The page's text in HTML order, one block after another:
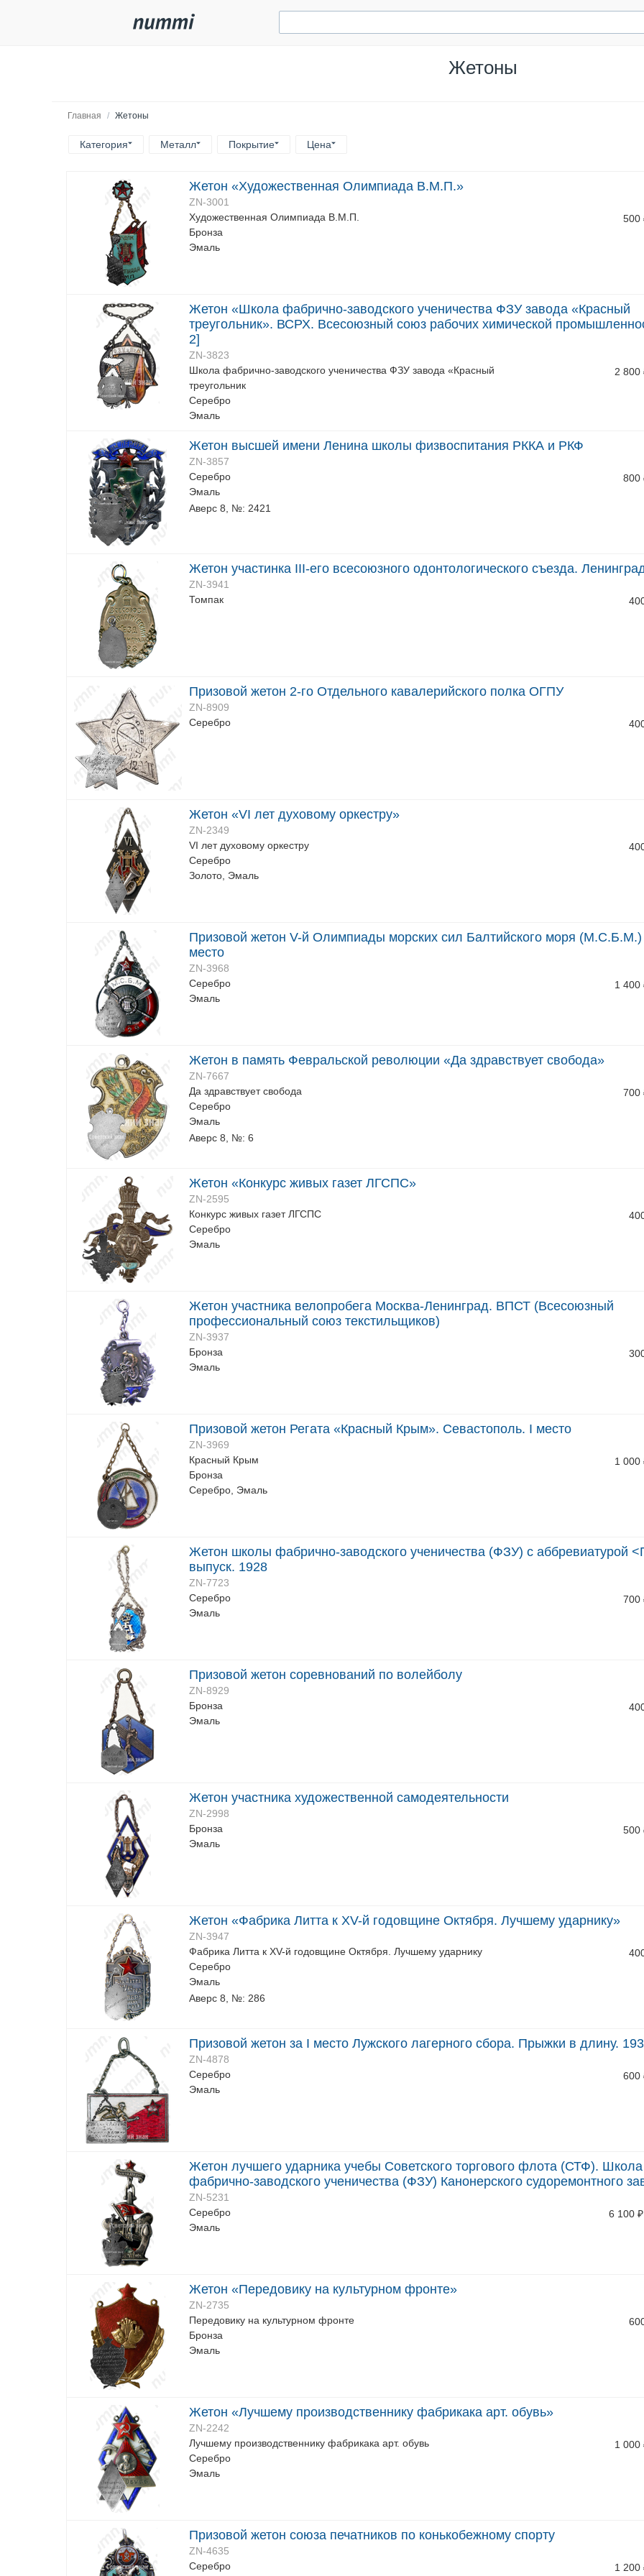
Жетоны
Главная / Жетоны
Категория Металл Покрытие Цена
Жетон «Художественная Олимпиада В.М.П.»
ZN-3001
Художественная Олимпиада В.М.П.
Бронза
Эмаль
500
Жетон «Школа фабрично-заводского ученичества ФЗУ завода «Красный
треугольник». ВСРХ. Всесоюзный союз рабочих химической
2]
ZN-3823
Школа фабрично-заводского ученичества ФЗУ завода «Красный
треугольник
Серебро
Эмаль
2 800
Жетон высшей имени Ленина школы физвоспитания РККА и РКФ
ZN-3857
Серебро
Эмаль
Аверс 8, №: 2421
800
Жетон участинка III-его всесоюзного одонтологического съезда.
ZN-3941
Томпак
Призовой жетон 2-го Отдельного кавалерийского полка ОГПУ
ZN-8909
Серебро
Жетон «VI лет духовому оркестру»
ZN-2349
VI лет духовому оркестру
Серебро
Золото, Эмаль
Призовой жетон V-й Олимпиады морских сил Балтийского моря (М.С.Б.М.)
место
ZN-3968
Серебро
Эмаль
1 400
Жетон в память Февральской революции «Да здравствует свобода»
ZN-7667
Да здравствует свобода
Серебро
Эмаль
Аверс 8, №: 6
700
Жетон «Конкурс живых газет ЛГСПС»
ZN-2595
Конкурс живых газет ЛГСПС
Серебро
Эмаль
Жетон участника велопробега Москва-Ленинград. ВПСТ (Всесоюзный
профессиональный союз текстильщиков)
ZN-3937
Бронза
Эмаль
Призовой жетон Регата «Красный Крым». Севастополь. I место
ZN-3969
Красный Крым
Бронза
Серебро, Эмаль
1 000
Жетон школы фабрично-заводского ученичества (ФЗУ) с аббревиатурой
выпуск. 1928
ZN-7723
Серебро
Эмаль
700
Призовой жетон соревнований по волейболу
ZN-8929
Бронза
Эмаль
Жетон участника художественной самодеятельности
ZN-2998
Бронза
Эмаль
500
Жетон «Фабрика Литта к XV-й годовщине Октября. Лучшему ударнику»
ZN-3947
Фабрика Литта к XV-й годовщине Октября. Лучшему ударнику
Серебро
Эмаль
Аверс 8, №: 286
Призовой жетон за I место Лужского лагерного сбора. Прыжки в длину.
ZN-4878
Серебро
Эмаль
600
Жетон лучшего ударника учебы Советского торгового флота (СТФ). Школа
фабрично-заводского ученичества (ФЗУ) Канонерского судоремонтного
ZN-5231
Серебро
Эмаль
6 100 ₽
Жетон «Передовику на культурном фронте»
ZN-2735
Передовику на культурном фронте
Бронза
Эмаль
Жетон «Лучшему производственнику фабрикака арт. обувь»
ZN-2242
Лучшему производственнику фабрикака арт. обувь
Серебро
Эмаль
1 000
Призовой жетон союза печатников по конькобежному спорту
ZN-4635
Серебро
1 200